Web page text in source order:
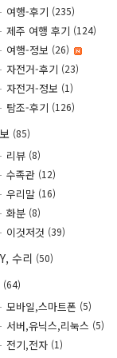
여행-후기 (235)
제주 여행 후기 (124)
여행-정보 (26)
자전거-후기 (23)
자전거-정보 (1)
탐조-후기 (126)
(85)
리뷰 (8)
수족관 (12)
우리말 (16)
화분 (8)
이것저것 (39)
수리 (50)
(64)
모바일,스마트폰 (5)
서버,유닉스,리눅스 (5)
전기,전자 (1)